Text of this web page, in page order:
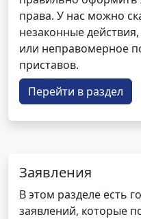
права. У нас можно
незаконные
или неправомерное
приставов.
Перейти в раздел
Заявления
В этом разделе есть
заявлений, которые